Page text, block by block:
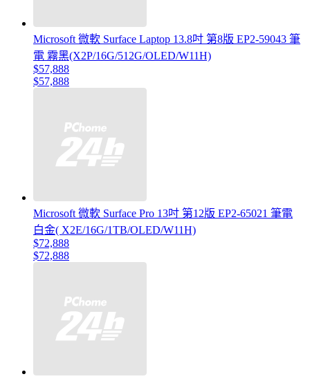
Microsoft 微軟 Surface Laptop 13.8吋 第8版 EP2-59043 筆
電 霧黑(X2P/16G/512G/OLED/W11H)
$57,888
$57,888
Microsoft 微軟 Surface Pro 13吋 第12版 EP2-65021 筆電
白金( X2E/16G/1TB/OLED/W11H)
$72,888
$72,888